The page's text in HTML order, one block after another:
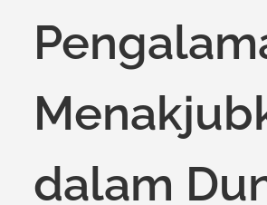
dalam